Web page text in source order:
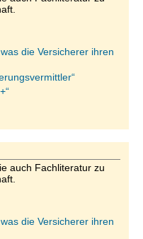
die Versicherer ihren
auch Fachliteratur zu
die Versicherer ihren